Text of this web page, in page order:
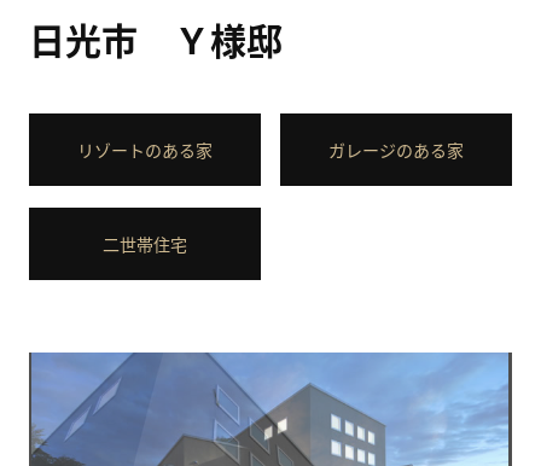
日光市 Ｙ様邸
リゾートのある家 ガレージのある家
二世帯住宅